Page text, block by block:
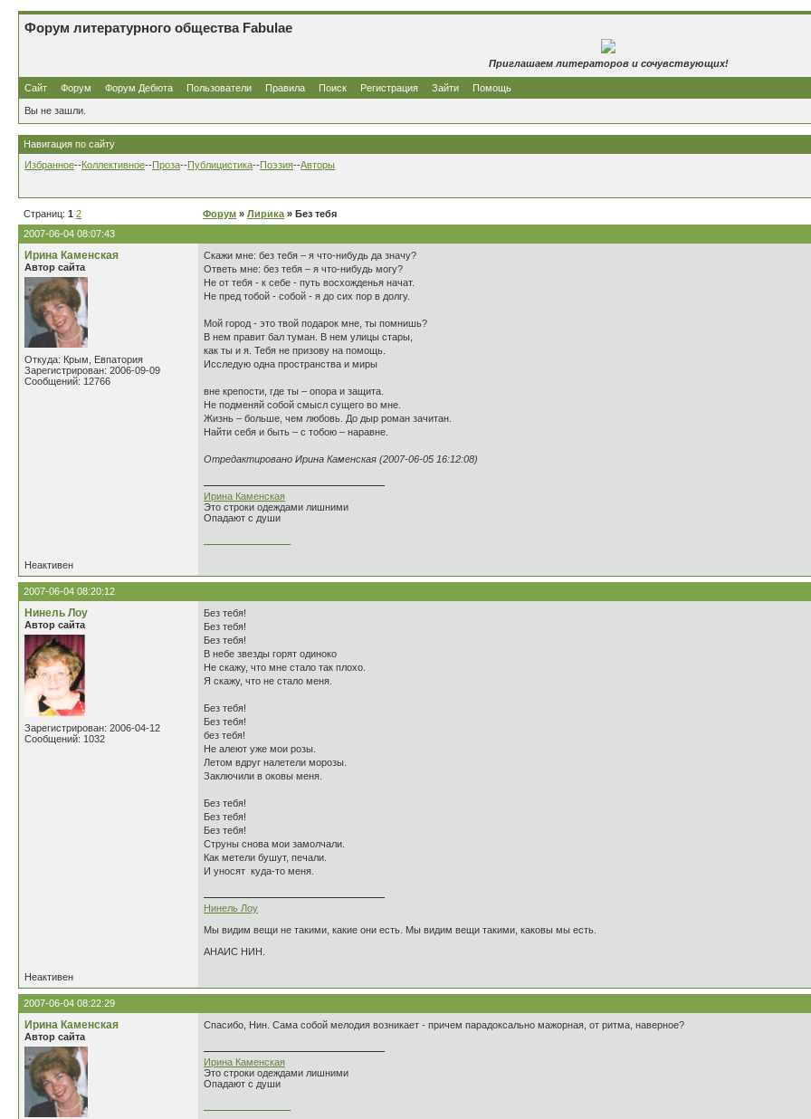
Форум литературного общества Fabulae
Приглашаем литераторов и сочувствующих!
Сайт Форум Форум Дебюта Пользователи Правила Поиск Регистрация Зайти Помощь
Вы не зашли.
Навигация по сайту
Избранное--Коллективное--Проза--Публицистика--Поэзия--Авторы
Страниц: 1 2 Форум » Лирика » Без тебя
2007-06-04 08:07:43
Ирина Каменская
Автор сайта
Откуда: Крым, Евпатория
Зарегистрирован: 2006-09-09
Сообщений: 12766
Cкажи мне: без тебя – я что-нибудь да значу?
Ответь мне: без тебя – я что-нибудь могу?
Не от тебя - к себе - путь восхожденья начат.
Не пред тобой - собой - я до сих пор в долгу.
Мой город - это твой подарок мне, ты помнишь?
В нем правит бал туман. В нем улицы стары,
как ты и я. Тебя не призову на помощь.
Исследую одна пространства и миры
вне крепости, где ты – опора и защита.
Не подменяй собой смысл сущего во мне.
Жизнь – больше, чем любовь. До дыр роман зачитан.
Найти себя и быть – с тобою – наравне.
Отредактировано Ирина Каменская (2007-06-05 16:12:08)
Ирина Каменская
Это строки одеждами лишними
Опадают с души
Неактивен
2007-06-04 08:20:12
Нинель Лоу
Автор сайта
Зарегистрирован: 2006-04-12
Сообщений: 1032
Без тебя!
Без тебя!
Без тебя!
В небе звезды горят одиноко
Не скажу, что мне стало так плохо.
Я скажу, что не стало меня.
Без тебя!
Без тебя!
без тебя!
Не алеют уже мои розы.
Летом вдруг налетели морозы.
Заключили в оковы меня.
Без тебя!
Без тебя!
Без тебя!
Струны снова мои замолчали.
Как метели бушут, печали.
И уносят куда-то меня.
Нинель Лоу
Мы видим вещи не такими, какие они есть. Мы видим вещи такими, каковы мы есть.
АНАИС НИН.
Неактивен
2007-06-04 08:22:29
Ирина Каменская
Автор сайта
Спасибо, Нин. Сама собой мелодия возникает - причем парадоксально мажорная, от ритма, наверное?
Ирина Каменская
Это строки одеждами лишними
Опадают с души